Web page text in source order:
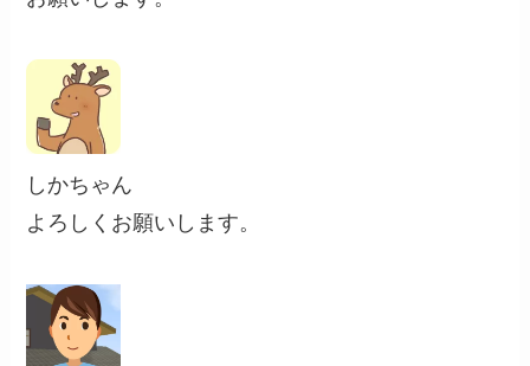
しかちゃん
よろしくお願いします。